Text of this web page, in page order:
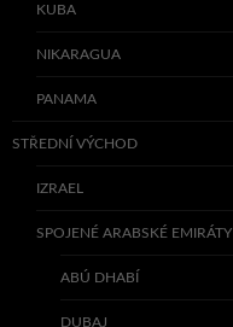
KUBA
NIKARAGUA
PANAMA
STŘEDNÍ VÝCHOD
IZRAEL
SPOJENÉ ARABSKÉ EMIRÁTY
ABÚ DHABÍ
DUBAJ